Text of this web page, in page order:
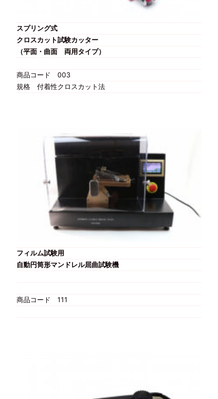
スプリング式
クロスカット試験カッター
（平面・曲面 両用タイプ）
商品コード
003
規格
付着性クロスカット法
フィルム試験用
自動円筒形マンドレル屈曲試験機
商品コード 111